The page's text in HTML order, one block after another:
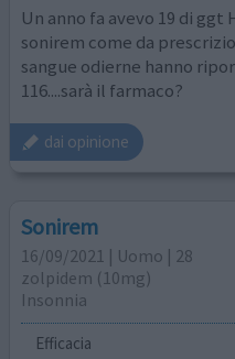
Un anno fa avevo 19 di
sonirem come da
sangue odierne hanno
116....sarà il farmaco?
dai opinione
Sonirem
16/09/2021 | Uomo | 28
zolpidem (10mg)
Insonnia
Efficacia